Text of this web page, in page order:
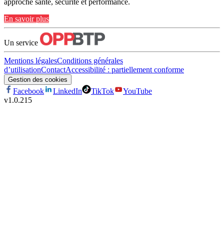
approche santé, sécurité et performance.
En savoir plus
Un service
Mentions légalesConditions générales
d’utilisationContactAccessibilité : partiellement conforme
Gestion des cookies
Facebook LinkedIn TikTok
YouTube
v1.0.215